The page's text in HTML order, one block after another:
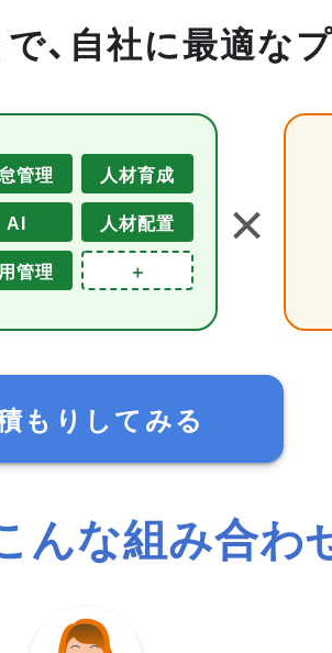
で、自社に最適な
管理
人材育成
AI
人材配置
管理 ＋ ＋
もりしてみる
んな組み合わ